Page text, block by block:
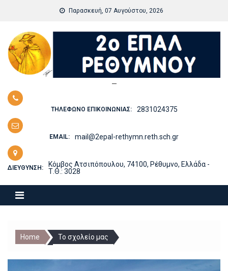
content
Παρασκευή, 07 Αυγούστου, 2026
—
ΤΗΛΈΦΩΝΟ ΕΠΙΚΟΙΝΩΝΊΑΣ: 2831024375
EMAIL: mail@2epal-rethymn.reth.sch.gr
ΔΙΕΎΘΥΝΣΗ:
Κόμβος Ατσιπόπουλου, 74100, Ρέθυμνο, Ελλάδα -
Τ.Θ.: 3028
Home Το σχολείο μας